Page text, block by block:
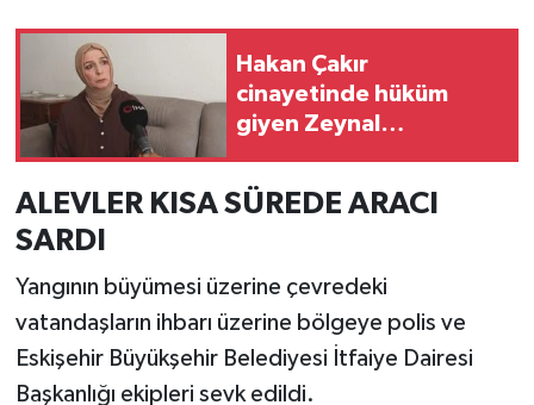
Hakan Çakır
cinayetinde hüküm
giyen Zeynal
dikkat çeken iddialar:
"Yargılamada haksızlık
ALEVLER KISA SÜREDE ARACI
SARDI
Yangının büyümesi üzerine çevredeki
vatandaşların ihbarı üzerine bölgeye polis ve
Eskişehir Büyükşehir Belediyesi İtfaiye Dairesi
Başkanlığı ekipleri sevk edildi.